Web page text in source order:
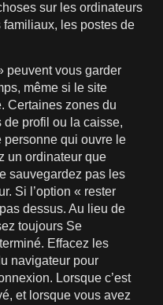
sur les ordinateurs
les postes de
peuvent vous garder
même si le site
Certaines zones du
de profil ou la caisse,
personne qui ouvre le
un ordinateur que
sauvegardez pas les
Si l’option « rester
dessus. Au lieu de
toujours Se
Effacez les
navigateur pour
Lorsque c’est
et lorsque vous avez